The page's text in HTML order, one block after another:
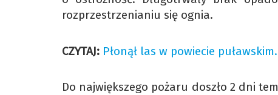
rozprzestrzenianiu się ognia.
CZYTAJ: Płonął las w powiecie
Do największego pożaru doszło 2 dni